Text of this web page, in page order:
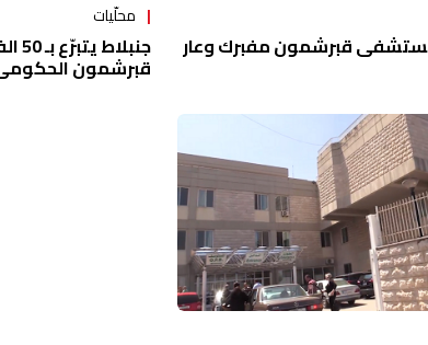
قبرشمون مفبرك وعار
محلّيات
قبرشمون